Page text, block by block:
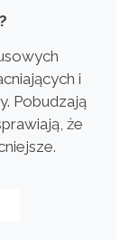
i
Pobudzają
że